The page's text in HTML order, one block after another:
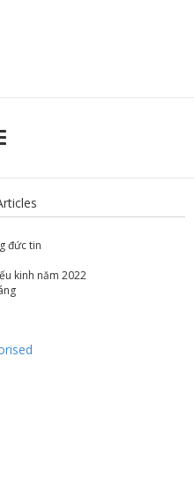
đức tin
kinh năm 2022